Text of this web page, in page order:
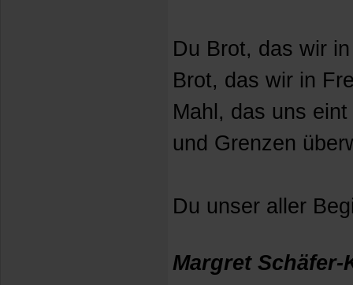
Du Brot, das wir
Brot, das wir in
Mahl, das uns
und Grenzen
Du unser aller
Margret Schäfer-